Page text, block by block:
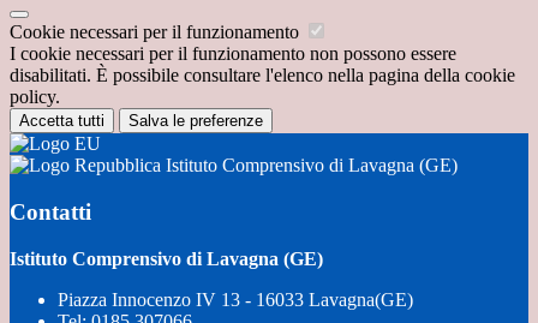
Cookie necessari per il funzionamento
I cookie necessari per il funzionamento non possono essere
disabilitati. È possibile consultare l'elenco nella pagina della cookie
policy.
Accetta tutti Salva le preferenze
Istituto Comprensivo di Lavagna (GE)
Contatti
Istituto Comprensivo di Lavagna (GE)
Piazza Innocenzo IV 13 - 16033 Lavagna(GE)